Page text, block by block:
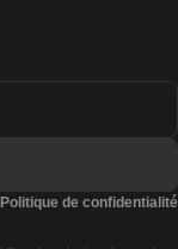
Politique de confidentialité